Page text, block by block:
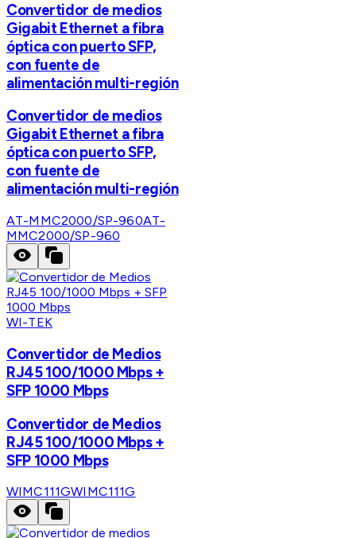
Convertidor de medios
Gigabit Ethernet a fibra
óptica con puerto SFP,
con fuente de
alimentación multi-región
Convertidor de medios
Gigabit Ethernet a fibra
óptica con puerto SFP,
con fuente de
alimentación multi-región
AT-MMC2000/SP-960AT-
MMC2000/SP-960
WI-TEK
Convertidor de Medios
RJ45 100/1000 Mbps +
SFP 1000 Mbps
Convertidor de Medios
RJ45 100/1000 Mbps +
SFP 1000 Mbps
WIMC111GWIMC111G